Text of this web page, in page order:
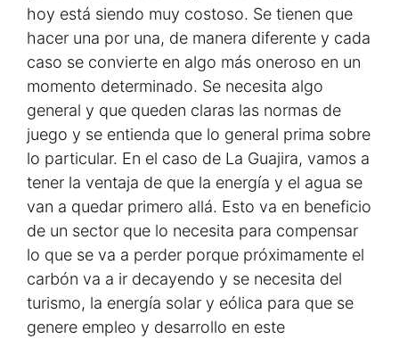
hoy está siendo muy costoso. Se tienen que
hacer una por una, de manera diferente y cada
caso se convierte en algo más oneroso en un
momento determinado. Se necesita algo
general y que queden claras las normas de
juego y se entienda que lo general prima sobre
lo particular. En el caso de La Guajira, vamos a
tener la ventaja de que la energía y el agua se
van a quedar primero allá. Esto va en beneficio
de un sector que lo necesita para compensar
lo que se va a perder porque próximamente el
carbón va a ir decayendo y se necesita del
turismo, la energía solar y eólica para que se
genere empleo y desarrollo en este